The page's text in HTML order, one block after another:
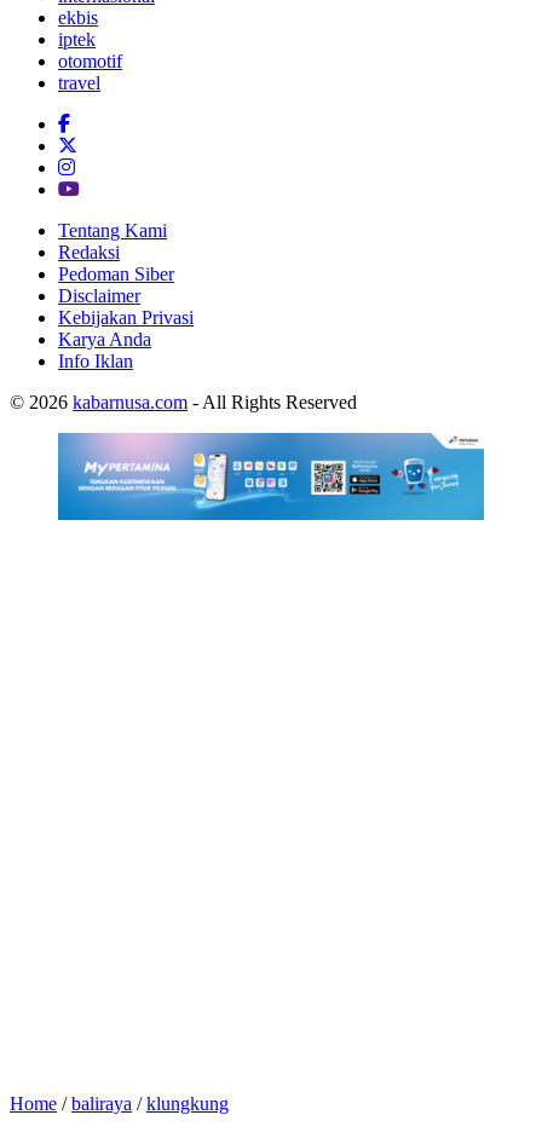
ekbis
iptek
otomotif
travel
Tentang Kami
Redaksi
Pedoman Siber
Disclaimer
Kebijakan Privasi
Karya Anda
Info Iklan
© 2026 kabarnusa.com - All Rights Reserved
Home /baliraya /klungkung